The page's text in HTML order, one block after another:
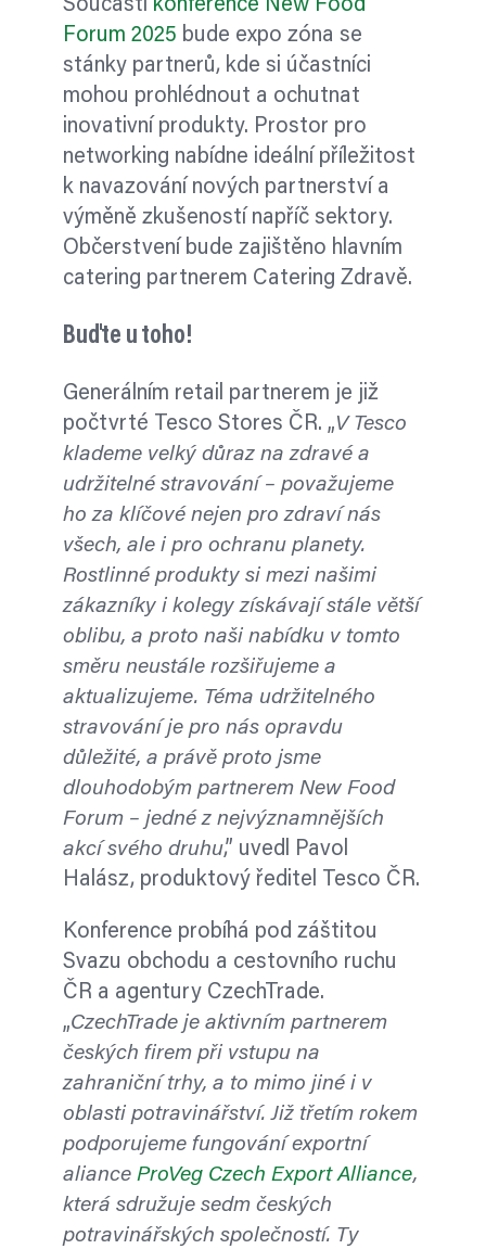
Součástí konference New Food
Forum 2025 bude expo zóna se
stánky partnerů, kde si účastníci
mohou prohlédnout a ochutnat
inovativní produkty. Prostor pro
networking nabídne ideální příležitost
k navazování nových partnerství a
výměně zkušeností napříč sektory.
Občerstvení bude zajištěno hlavním
catering partnerem Catering Zdravě.
Buďte u toho!
Generálním retail partnerem je již
počtvrté Tesco Stores ČR. „V Tesco
klademe velký důraz na zdravé a
udržitelné stravování – považujeme
ho za klíčové nejen pro zdraví nás
všech, ale i pro ochranu planety.
Rostlinné produkty si mezi našimi
zákazníky i kolegy získávají stále větší
oblibu, a proto naši nabídku v tomto
směru neustále rozšiřujeme a
aktualizujeme. Téma udržitelného
stravování je pro nás opravdu
důležité, a právě proto jsme
dlouhodobým partnerem New Food
Forum – jedné z nejvýznamnějších
akcí svého druhu,” uvedl Pavol
Halász, produktový ředitel Tesco ČR.
Konference probíhá pod záštitou
Svazu obchodu a cestovního ruchu
ČR a agentury CzechTrade.
„CzechTrade je aktivním partnerem
českých firem při vstupu na
zahraniční trhy, a to mimo jiné i v
oblasti potravinářství. Již třetím rokem
podporujeme fungování exportní
alianceProVeg Czech Export Alliance,
která sdružuje sedm českých
potravinářských společností. Ty